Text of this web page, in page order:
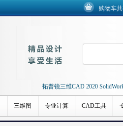
购物车
拓普锐三维CAD 2020
三维图 专业计算 CAD工具